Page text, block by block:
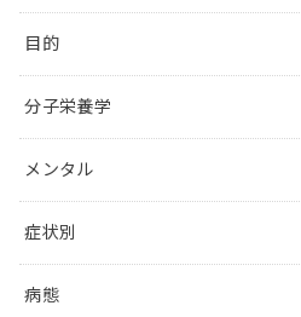
目的
分子栄養学
メンタル
症状別
病態